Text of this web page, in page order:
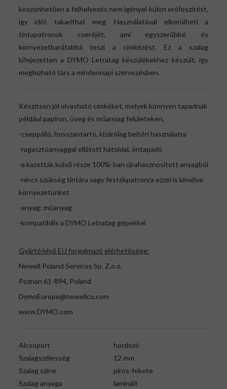
köszönhetően a felhelyezés nem igényel külön erőfeszítést,
így időt takaríthat meg. Használatával elkerülheti a
tintapatronok cseréjét, ami egyszerűbbé és
környezetbarátabbá teszi a címkézést. Ez a szalag
kifejezetten a DYMO Letratag készülékekhez készült, így
megbízható társ a mindennapi szervezésben.
Készítsen jól olvasható címkéket, melyek könnyen tapadnak
például papíron, üveg és műanyag felületeken.
-cseppálló, hosszantartó, kizárólag beltéri használatra
-ragasztóanyaggal ellátott hátoldal, öntapadó
-a kazetták külső része 100%-ban újrahasznosított anyagból
-nincs szükség tintára vagy festékpatronra ezzel is kímélve
környezetünket
-anyag: műanyag
-kompatibilis a DYMO Letratag gépekkel
Gyártó/első EU forgalmazó elérhetősége:
Newell Poland Services Sp. Z.o.o.
Poznan 61-894, Poland
DymoEurope@newellco.com
www.DYMO.com
Alcsoport
hordozó
Szalagszélesség
12 mm
Szalag színe
piros-fekete
Szalag anyaga
laminált